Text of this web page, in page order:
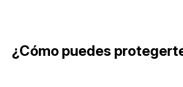
¿Cómo puedes